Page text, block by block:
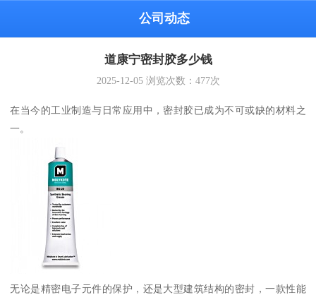
公司动态
道康宁密封胶多少钱
2025-12-05浏览次数： 477次
在当今的工业制造与日常应用中，密封胶已成为不可或缺的材料之
一。
无论是精密电子元件的保护，还是大型建筑结构的密封，一款性能